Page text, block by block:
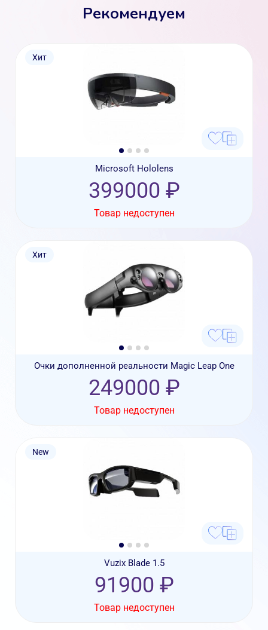
Рекомендуем
Хит
Microsoft Hololens
399000 ₽
Товар недоступен
Хит
Очки дополненной реальности Magic Leap One
249000 ₽
Товар недоступен
New
Vuzix Blade 1.5
91900 ₽
Товар недоступен